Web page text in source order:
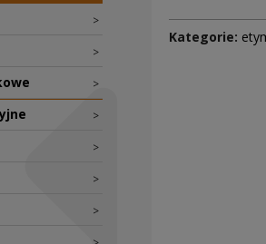
>
>
>
>
>
>
>
Kategorie: